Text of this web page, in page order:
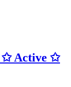
✩ Active ✩